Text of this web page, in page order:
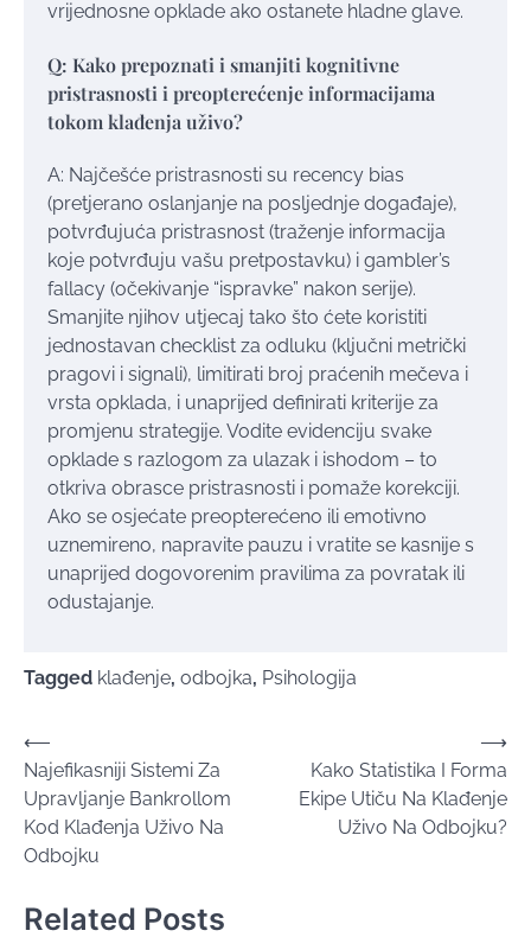
vrijednosne opklade ako ostanete hladne glave.
Q: Kako prepoznati i smanjiti kognitivne
pristrasnosti i preopterećenje informacijama
tokom klađenja uživo?
A: Najčešće pristrasnosti su recency bias
(pretjerano oslanjanje na posljednje događaje),
potvrđujuća pristrasnost (traženje informacija
koje potvrđuju vašu pretpostavku) i gambler’s
fallacy (očekivanje “ispravke” nakon serije).
Smanjite njihov utjecaj tako što ćete koristiti
jednostavan checklist za odluku (ključni metrički
pragovi i signali), limitirati broj praćenih mečeva i
vrsta opklada, i unaprijed definirati kriterije za
promjenu strategije. Vodite evidenciju svake
opklade s razlogom za ulazak i ishodom – to
otkriva obrasce pristrasnosti i pomaže korekciji.
Ako se osjećate preopterećeno ili emotivno
uznemireno, napravite pauzu i vratite se kasnije s
unaprijed dogovorenim pravilima za povratak ili
odustajanje.
Tagged klađenje, odbojka, Psihologija
Post
navigation
⟵
Najefikasniji Sistemi Za
Upravljanje Bankrollom
Kod Klađenja Uživo Na
Odbojku
Kako Statistika I Forma
Ekipe Utiču Na Klađenje
Uživo Na Odbojku?
⟶
Related Posts